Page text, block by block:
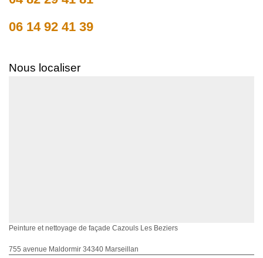
06 14 92 41 39
Nous localiser
Peinture et nettoyage de façade Cazouls Les Beziers
755 avenue Maldormir 34340 Marseillan